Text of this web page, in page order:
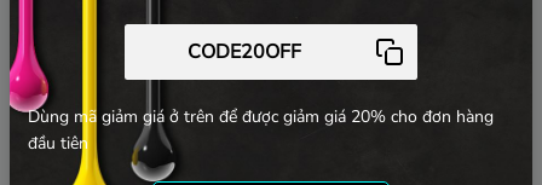
Dùng mã giảm giá ở trên để được giảm giá 20% cho đơn hàng
đầu tiên